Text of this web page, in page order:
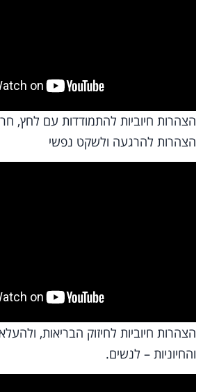
הצהרות חיוביות להתמודדות עם לחץ,
הצהרות להרגעה ולשקט נפשי
הצהרות חיוביות לחיזוק הבריאות,
והחיוניות – לנשים.